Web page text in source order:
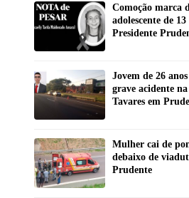
Comoção marca
adolescente de 13
Presidente
Jovem de 26
grave acidente
Tavares em
Mulher cai de
debaixo de
Prudente